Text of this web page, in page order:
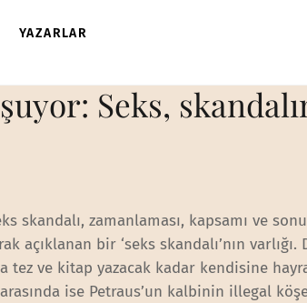
YAZARLAR
Seks,
skandalı, zamanlaması, kapsamı ve
açıklanan bir ‘seks skandalı’nın varlığı.
tez ve kitap yazacak kadar kendisine
ise Petraus’un kalbinin illegal